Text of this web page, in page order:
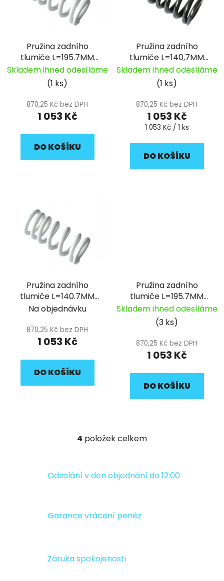
d
u
Pružina zadního
tlumiče L=195.7MM
bílá 600LBS pitbike
YCF
Skladem ihned odesíláme
(1 ks)
870,25 Kč bez DPH
1 053 Kč
DO KOŠÍKU
Pružina zadního
tlumiče L=140,7MM
černá 850LBS pitbike
YCF
Skladem ihned odesíláme
(1 ks)
870,25 Kč bez DPH
1 053 Kč
Měrná
1 053 Kč / 1 ks
DO KOŠÍKU
Pružina zadního
tlumiče L=140.7MM
bílá 600LBS pitbike
Na objednávku
870,25 Kč bez DPH
1 053 Kč
DO KOŠÍKU
Pružina zadního
tlumiče L=195.7MM
černá 900LBS pitbike
YCF
Skladem ihned odesíláme
(3 ks)
870,25 Kč bez DPH
1 053 Kč
DO KOŠÍKU
O
á
c
í
v
k
4 položek celkem
Odeslání v den objednání do 12:00
Garance vrácení peněz
Záruka spokojenosti